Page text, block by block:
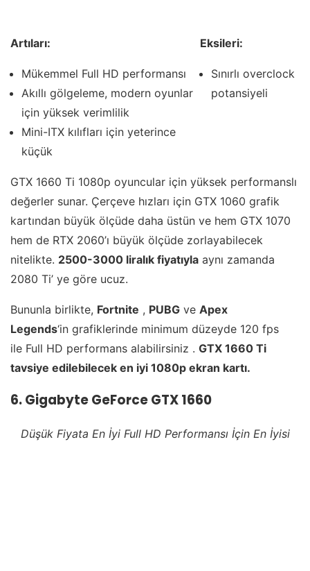
Artıları:
Mükemmel Full HD performansı
Akıllı gölgeleme, modern oyunlar
için yüksek verimlilik
Mini-ITX kılıfları için yeterince
küçük
Eksileri:
Sınırlı overclock
potansiyeli
GTX 1660 Ti 1080p oyuncular için yüksek performanslı
değerler sunar. Çerçeve hızları için GTX 1060 grafik
kartından büyük ölçüde daha üstün ve hem GTX 1070
hem de RTX 2060’ı büyük ölçüde zorlayabilecek
nitelikte. 2500-3000 liralık fiyatıyla aynı zamanda
2080 Ti’ ye göre ucuz.
Bununla birlikte, Fortnite , PUBG ve Apex
Legends‘in grafiklerinde minimum düzeyde 120 fps
ile Full HD performans alabilirsiniz . GTX 1660 Ti
tavsiye edilebilecek en iyi 1080p ekran kartı.
6. Gigabyte GeForce GTX 1660
Düşük Fiyata En İyi Full HD Performansı İçin En İyisi